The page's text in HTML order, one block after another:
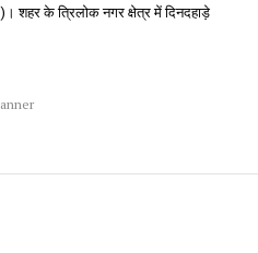
शहर के त्रिलोक नगर क्षेत्र में दिनदहाड़े